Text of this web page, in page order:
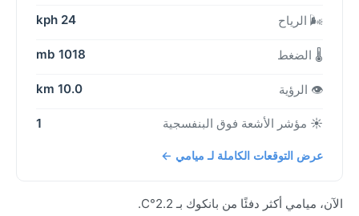
🌬️ الرياح
24 kph
🌡️ الضغط 1018 mb
👁️ الرؤية 10.0 km
☀️ مؤشر الأشعة فوق البنفسجية 1
عرض التوقعات الكاملة لـ ميامي ←
الآن، ميامي أكثر دفئًا من بانكوك بـ 2.2°C.